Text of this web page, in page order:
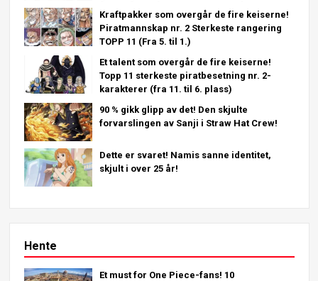
Kraftpakker som overgår de fire keiserne!
Piratmannskap nr. 2 Sterkeste rangering
TOPP 11 (Fra 5. til 1.)
Et talent som overgår de fire keiserne!
Topp 11 sterkeste piratbesetning nr. 2-
karakterer (fra 11. til 6. plass)
90 % gikk glipp av det! Den skjulte
forvarslingen av Sanji i Straw Hat Crew!
Dette er svaret! Namis sanne identitet,
skjult i over 25 år!
Hente
Et must for One Piece-fans! 10